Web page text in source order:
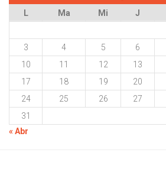
L
Ma Mi J
3
4 5 6
10
11 12 13
17
18 19 20
24
25 26 27
31
« Abr